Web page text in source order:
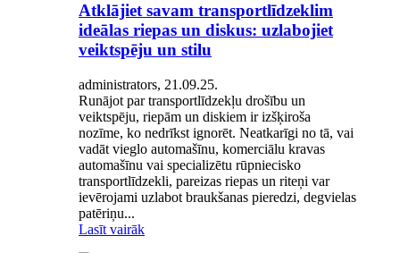
Atklājiet savam transportlīdzeklim
ideālas riepas un diskus: uzlabojiet
veiktspēju un stilu
administrators, 21.09.25.
Runājot par transportlīdzekļu drošību un
veiktspēju, riepām un diskiem ir izšķiroša
nozīme, ko nedrīkst ignorēt. Neatkarīgi no tā, vai
vadāt vieglo automašīnu, komerciālu kravas
automašīnu vai specializētu rūpniecisko
transportlīdzekli, pareizas riepas un riteņi var
ievērojami uzlabot braukšanas pieredzi, degvielas
patēriņu...
Lasīt vairāk